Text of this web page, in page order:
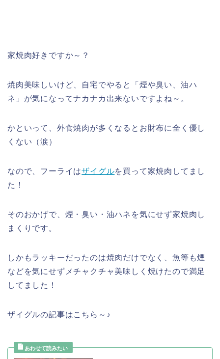
家焼肉好きですか～？
焼肉美味しいけど、自宅でやると「煙や臭い、油ハ
ネ」が気になってナカナカ出来ないですよね～。
かといって、外食焼肉が多くなるとお財布に全く優し
くない（涙）
なので、フーライはザイグルを買って家焼肉してまし
た！
そのおかげで、煙・臭い・油ハネを気にせず家焼肉し
まくりです。
しかもラッキーだったのは焼肉だけでなく、魚等も煙
などを気にせずメチャクチャ美味しく焼けたので満足
してました！
ザイグルの記事はこちら～♪